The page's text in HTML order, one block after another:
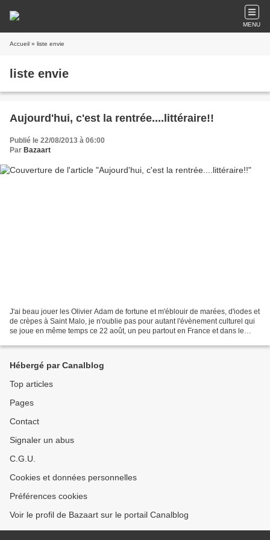
MENU
Accueil » liste envie
liste envie
Aujourd'hui, c'est la rentrée....littéraire!!
Publié le 22/08/2013 à 06:00
Par Bazaart
J'ai beau jouer les Olivier Adam de fortune et m'éblouir de marées, d'iodes et
de crèpes à Saint Malo, je n'oublie pas pour autant l'évènement culturel qui
se joue en même temps ce 22 août, un peu partout en France et dans le
Hébergé par Canalblog
Top articles
Pages
Contact
Signaler un abus
C.G.U.
Cookies et données personnelles
Préférences cookies
Voir le profil de Bazaart sur le portail Canalblog